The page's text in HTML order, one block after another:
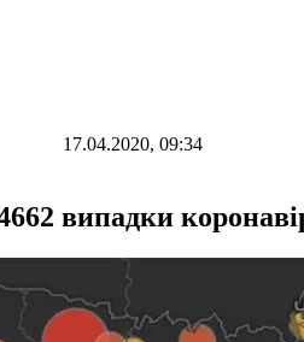
17.04.2020, 09:34
випадки